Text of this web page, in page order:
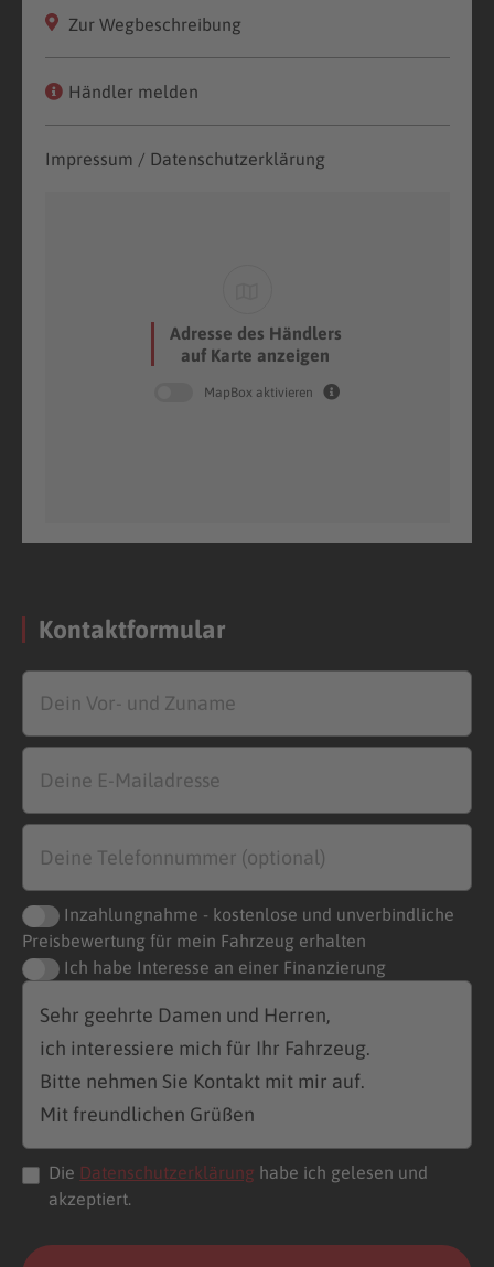
Zur Wegbeschreibung
Händler melden
Impressum / Datenschutzerklärung
Adresse des Händlers
auf Karte anzeigen
MapBox aktivieren
Kontaktformular
Inzahlungnahme - kostenlose und unverbindliche
Preisbewertung für mein Fahrzeug erhalten
Ich habe Interesse an einer Finanzierung
Die Datenschutzerklärung habe ich gelesen und
akzeptiert.